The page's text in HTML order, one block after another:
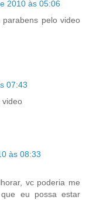
2010 às 05:06
pelo video
07:43
video
às 08:33
vc poderia me
eu possa estar